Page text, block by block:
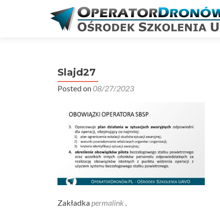
Slajd27
Posted on08/27/2023
Zakładkapermalink .